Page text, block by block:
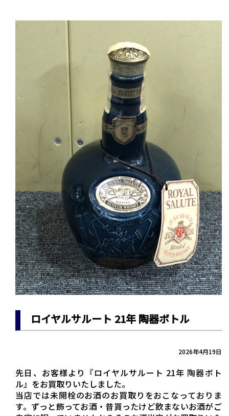
ロイヤルサルート 21年 陶器ボトル
2026年4月19日
先日、お客様より『ロイヤルサルート 21年 陶器ボト
ル』をお買取りいたしました。
当店では未開栓のお酒のお買取りをおこなっておりま
す。ずっと飾ってお酒・昔貰ったけど飲まないお酒がご